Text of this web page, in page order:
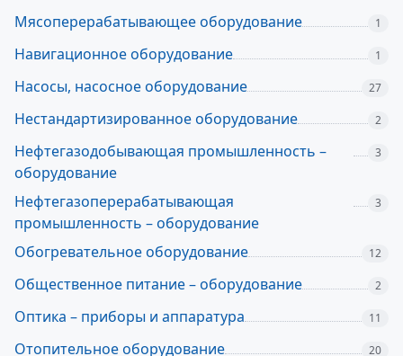
Мясоперерабатывающее оборудование 1
Навигационное оборудование 1
Насосы, насосное оборудование 27
Нестандартизированное оборудование 2
Нефтегазодобывающая промышленность –
оборудование
3
Нефтегазоперерабатывающая
промышленность – оборудование
3
Обогревательное оборудование 12
Общественное питание – оборудование 2
Оптика – приборы и аппаратура 11
Отопительное оборудование 20